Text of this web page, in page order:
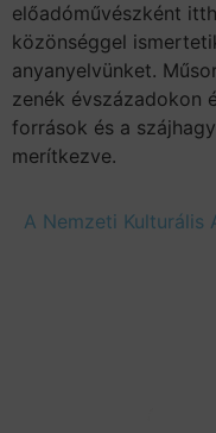
előadóművészként
közönséggel
anyanyelvünket.
zenék évszázadokon
források és a
merítkezve.
A Nemzeti Kulturális